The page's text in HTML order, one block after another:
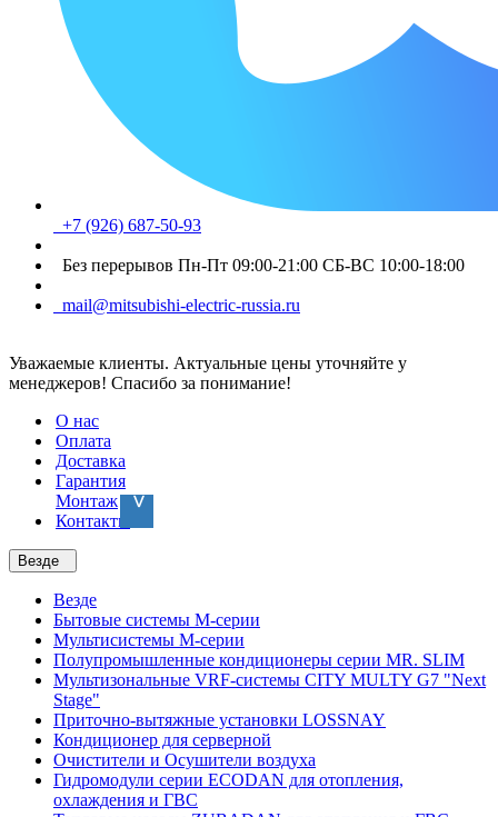
+7 (926) 687-50-93
Без перерывов Пн-Пт 09:00-21:00 СБ-ВС 10:00-18:00
mail@mitsubishi-electric-russia.ru
Уважаемые клиенты. Актуальные цены уточняйте у
менеджеров! Спасибо за понимание!
О нас
Оплата
Доставка
Гарантия
Монтаж
Контакты
Везде
Везде
Бытовые системы M-серии
Мультисистемы M-серии
Полупромышленные кондиционеры серии MR. SLIM
Мультизональные VRF-системы CITY MULTY G7 "Next
Stage"
Приточно-вытяжные установки LOSSNAY
Кондиционер для серверной
Очистители и Осушители воздуха
Гидромодули серии ECODAN для отопления,
охлаждения и ГВС